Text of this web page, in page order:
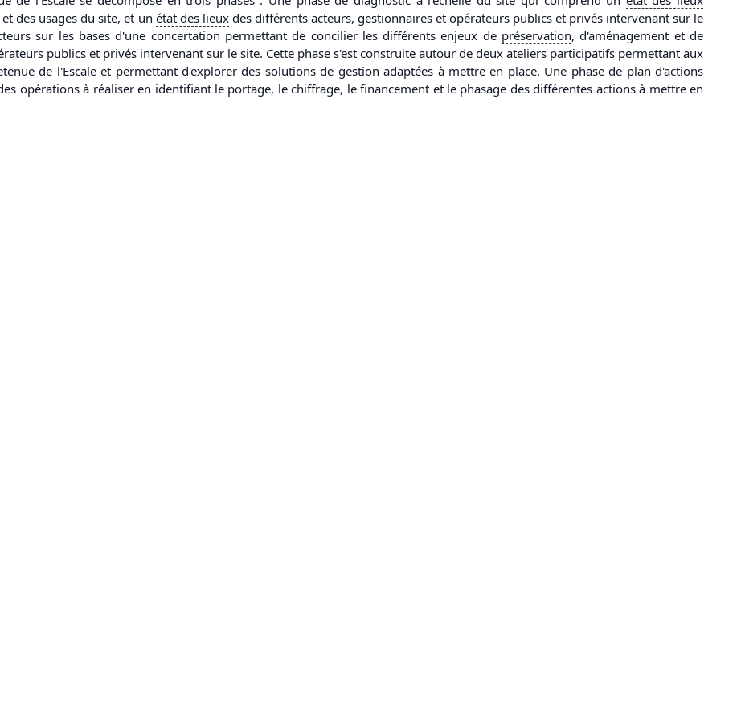
des usages du site, et un état des lieuxdes différents acteurs, gestionnaires et opérateurs publics et privés intervenant sur le
sur les bases d'une concertation permettant de concilier les différents enjeux de préservation, d'aménagement et de
publics et privés intervenant sur le site. Cette phase s'est construite autour de deux ateliers participatifs permettant aux
de l'Escale et permettant d'explorer des solutions de gestion adaptées à mettre en place. Une phase de plan d'actions
opérations à réaliser en identifiantle portage, le chiffrage, le financement et le phasage des différentes actions à mettre en